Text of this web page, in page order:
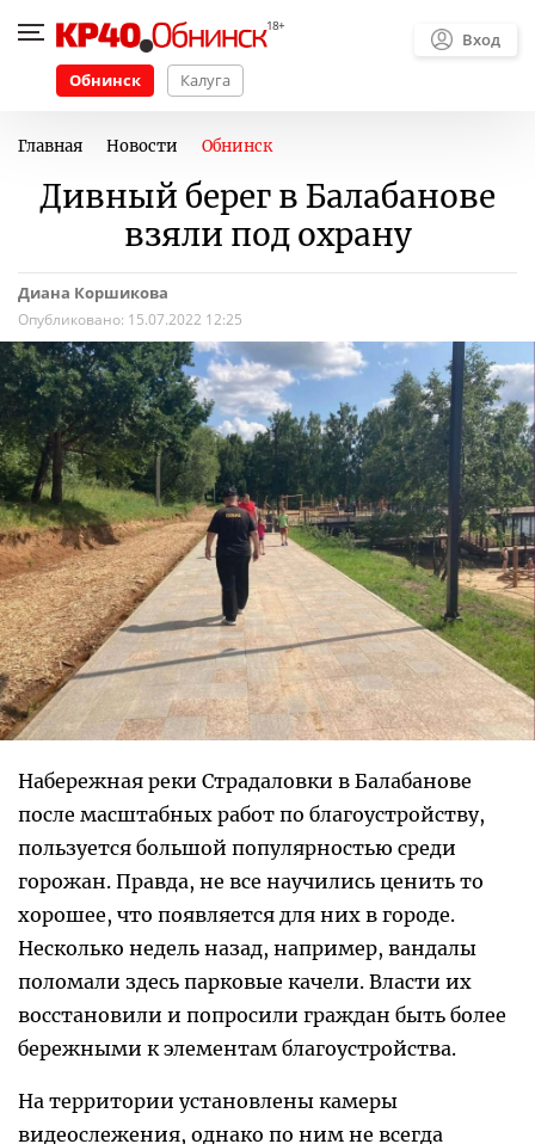
Обнинск Калуга
Вход
Главная Новости Обнинск
Дивный берег в Балабанове
взяли под охрану
Диана Коршикова
Опубликовано: 15.07.2022 12:25
Набережная реки Страдаловки в Балабанове
после масштабных работ по благоустройству,
пользуется большой популярностью среди
горожан. Правда, не все научились ценить то
хорошее, что появляется для них в городе.
Несколько недель назад, например, вандалы
поломали здесь парковые качели. Власти их
восстановили и попросили граждан быть более
бережными к элементам благоустройства.
На территории установлены камеры
видеослежения, однако по ним не всегда